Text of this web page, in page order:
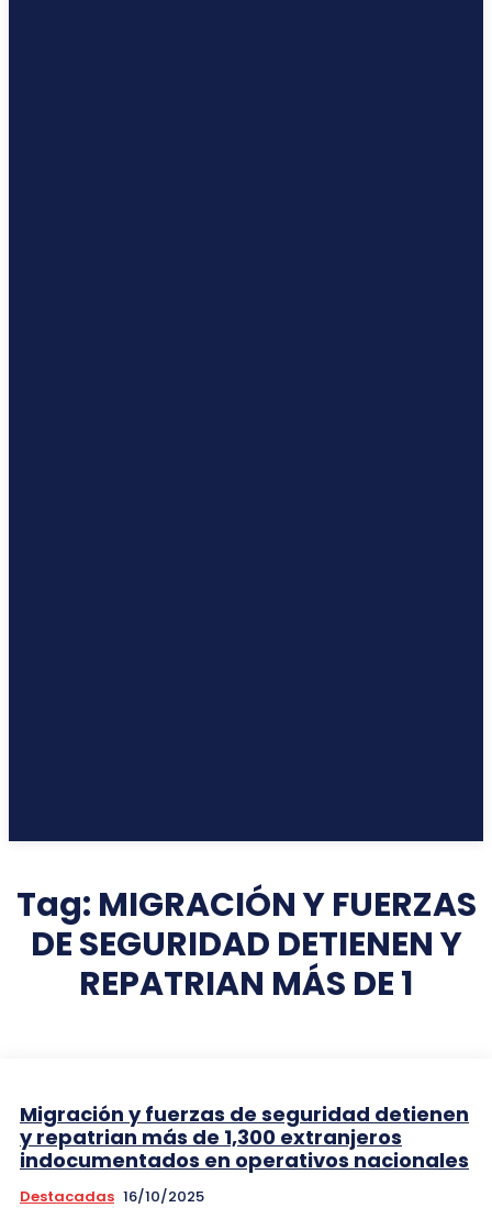
Tag: MIGRACIÓN Y FUERZAS
DE SEGURIDAD DETIENEN Y
REPATRIAN MÁS DE 1
Migración y fuerzas de seguridad detienen
y repatrian más de 1,300 extranjeros
indocumentados en operativos nacionales
Destacadas 16/10/2025